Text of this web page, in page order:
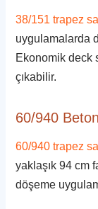
38/151 trapez
uygulamalarda
Ekonomik deck
çıkabilir.
60/940
60/940 trapez
yaklaşık 94 cm
döşeme